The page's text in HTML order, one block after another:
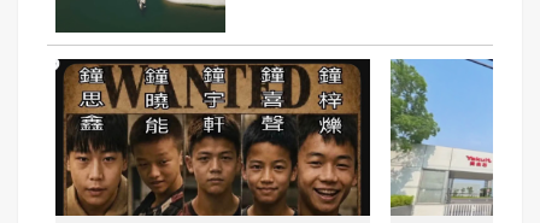
清障救航運命脈